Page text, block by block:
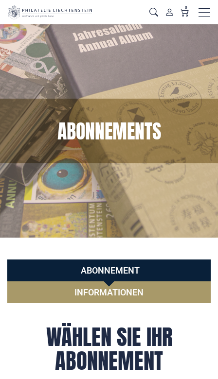
0
ABONNEMENTS
ABONNEMENT
INFORMATIONEN
WÄHLEN SIE IHR
ABONNEMENT